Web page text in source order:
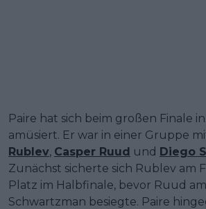
Paire hat sich beim großen Finale
amüsiert. Er war in einer Gruppe
Rublev, Casper Ruud und Diego
Zunächst sicherte sich Rublev am
Platz im Halbfinale, bevor Ruud
Schwartzman besiegte. Paire